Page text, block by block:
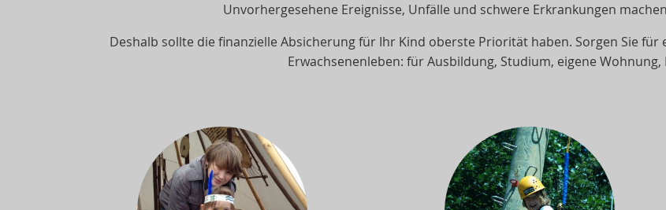
Unvorhergesehene Ereignisse, Unfälle und schwere Erkrankungen
Deshalb sollte die finanzielle Absicherung für Ihr Kind oberste Priorität haben. Sorgen Sie
Erwachsenenleben: für Ausbildung, Studium, eigene